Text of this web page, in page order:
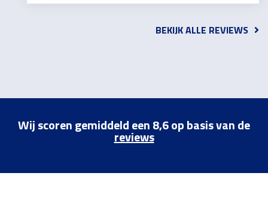
BEKIJK ALLE REVIEWS
Wij scoren gemiddeld een 8,6 op basis van de
reviews